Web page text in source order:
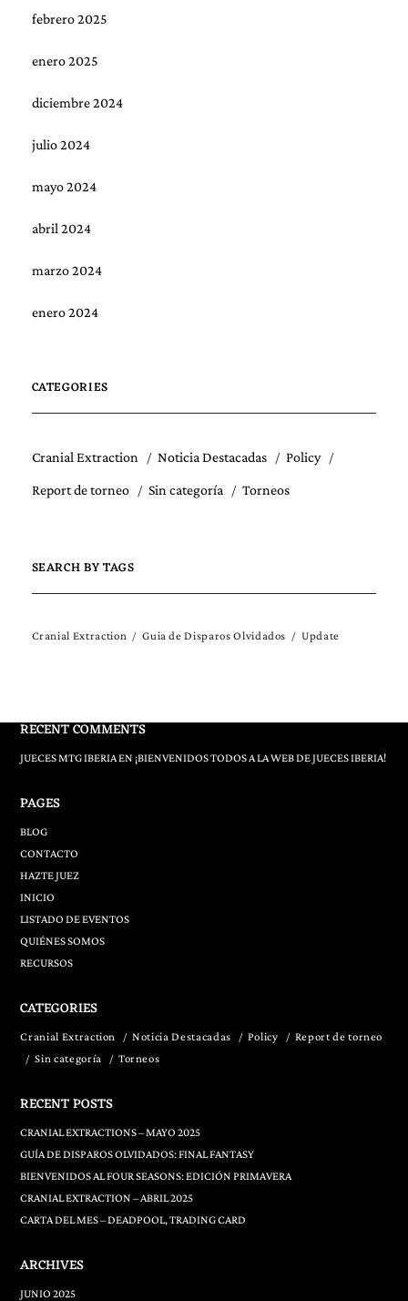
febrero 2025
enero 2025
diciembre 2024
julio 2024
mayo 2024
abril 2024
marzo 2024
enero 2024
CATEGORIES
Cranial Extraction Noticia Destacadas Policy
Report de torneo Sin categoría Torneos
SEARCH BY TAGS
Cranial Extraction Guia de Disparos Olvidados Update
RECENT COMMENTS
JUECES MTG IBERIAEN ¡BIENVENIDOS TODOS A LA WEB DE JUECES IBERIA!
PAGES
BLOG
CONTACTO
HAZTE JUEZ
INICIO
LISTADO DE EVENTOS
QUIÉNES SOMOS
RECURSOS
CATEGORIES
Cranial Extraction Noticia Destacadas Policy
Report de torneo
Sin categoría
Torneos
RECENT POSTS
CRANIAL EXTRACTIONS – MAYO 2025
GUÍA DE DISPAROS OLVIDADOS: FINAL FANTASY
BIENVENIDOS AL FOUR SEASONS: EDICIÓN PRIMAVERA
CRANIAL EXTRACTION – ABRIL 2025
CARTA DEL MES – DEADPOOL, TRADING CARD
ARCHIVES
JUNIO 2025